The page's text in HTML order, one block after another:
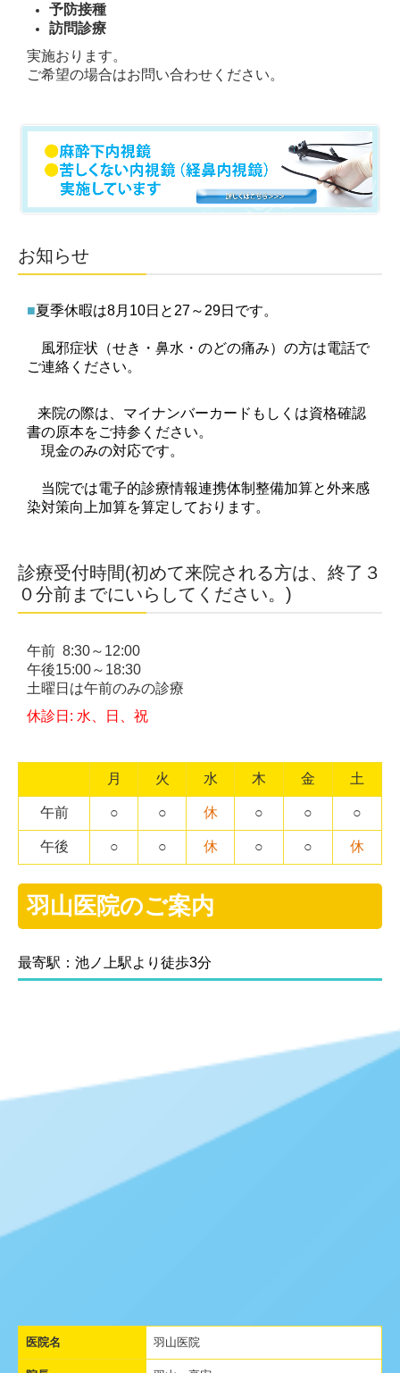
予防接種
訪問診療
実施おります。
ご希望の場合はお問い合わせください。
お知らせ
■夏季休暇は8月10日と27～29日です。
風邪症状（せき・鼻水・のどの痛み）の方は電話で
ご連絡ください。
来院の際は、マイナンバーカードもしくは資格確認
書の原本をご持参ください。
現金のみの対応です。
当院では電子的診療情報連携体制整備加算と外来感
染対策向上加算を算定しております。
診療受付時間(初めて来院される方は、終了３
０分前までにいらしてください。)
午前 8:30～12:00
午後15:00～18:30
土曜日は午前のみの診療
休診日: 水、日、祝
月 火 水 木 金 土
午前 ○ ○ 休 ○ ○ ○
午後 ○ ○ 休 ○ ○ 休
羽山医院のご案内
最寄駅：池ノ上駅より徒歩3分
医院名 羽山医院